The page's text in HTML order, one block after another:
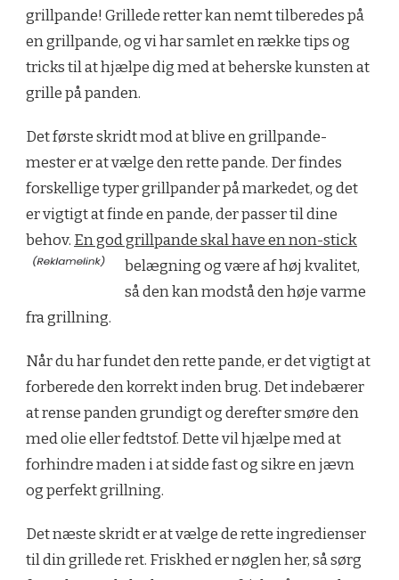
grillpande! Grillede retter kan nemt tilberedes på
en grillpande, og vi har samlet en række tips og
tricks til at hjælpe dig med at beherske kunsten at
grille på panden.
Det første skridt mod at blive en grillpande-
mester er at vælge den rette pande. Der findes
forskellige typer grillpander på markedet, og det
er vigtigt at finde en pande, der passer til dine
behov. En god grillpande skal have en non-stick
belægning og være af høj kvalitet,
så den kan modstå den høje varme
fra grillning.
Når du har fundet den rette pande, er det vigtigt at
forberede den korrekt inden brug. Det indebærer
at rense panden grundigt og derefter smøre den
med olie eller fedtstof. Dette vil hjælpe med at
forhindre maden i at sidde fast og sikre en jævn
og perfekt grillning.
Det næste skridt er at vælge de rette ingredienser
til din grillede ret. Friskhed er nøglen her, så sørg